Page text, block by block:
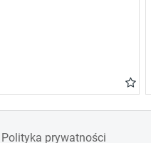
Polityka prywatności